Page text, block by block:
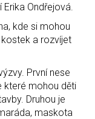
Ondřejová.
kde si mohou
a rozvíjet
První nese
které mohou děti
Druhou je
maskota